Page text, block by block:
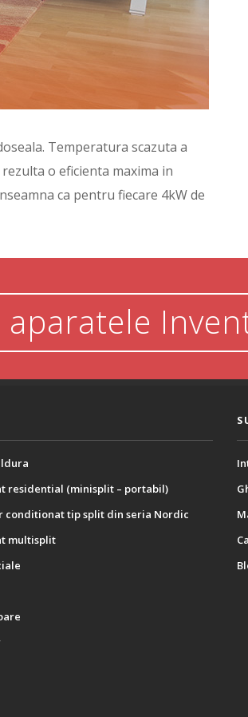
Temperatura scazuta a
o eficienta maxima in
ca pentru fiecare 4kW de
aparatele
residential (minisplit – portabil)
conditionat tip split din seria Nordic
multisplit